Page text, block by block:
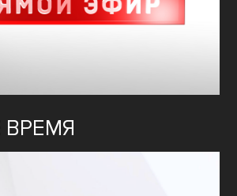
ВРЕМЯ